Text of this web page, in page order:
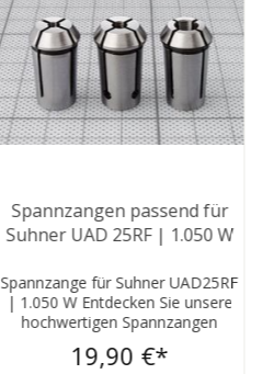
Spannzangen passend für
Suhner UAD 25RF | 1.050 W
Spannzange für Suhner UAD25RF
| 1.050 W Entdecken Sie unsere
hochwertigen Spannzangen
1.050 W. Ideal für präzises
19,90 €*